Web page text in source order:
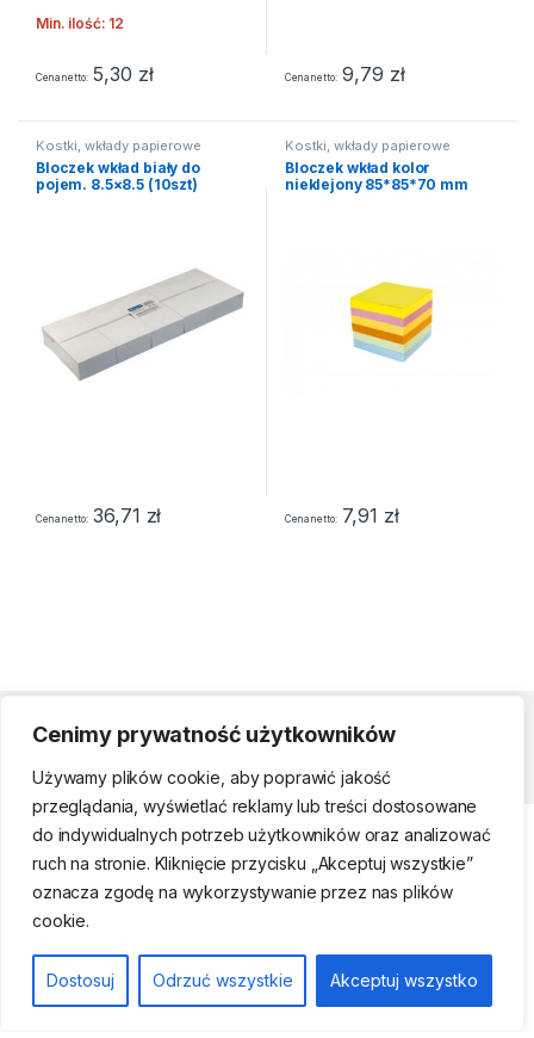
Cenimy prywatność użytkowników
Używamy plików cookie, aby poprawić jakość
przeglądania, wyświetlać reklamy lub treści dostosowane
do indywidualnych potrzeb użytkowników oraz analizować
ruch na stronie. Kliknięcie przycisku „Akceptuj wszystkie”
oznacza zgodę na wykorzystywanie przez nas plików
cookie.
Dostosuj Odrzuć wszystkie Akceptuj wszystko
Min. ilość: 12
Cena netto 5,30 zł Cena netto 9,79 zł
Kostki, wkłady papierowe
Bloczek wkład biały do
pojem. 8.5×8.5 (10szt)
Cena netto 36,71 zł
Kostki, wkłady papierowe
Bloczek wkład kolor
nieklejony 85*85*70 mm
Cena netto 7,91 zł
Strefa klienta
(22) 761-17-50, 509
474 442